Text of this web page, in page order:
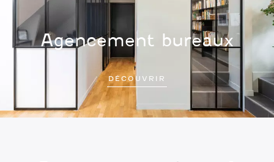
Agencement bureaux
DÉCOUVRIR